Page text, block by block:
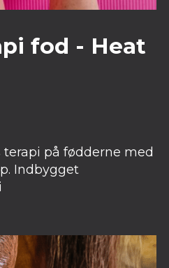
fod - Heat
terapi på fødderne med
Indbygget